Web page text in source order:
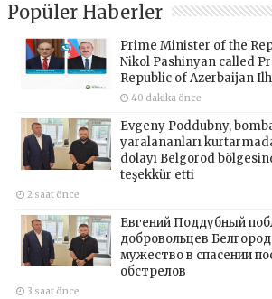
Popüler Haberler
Prime Minister of the
Nikol Pashinyan called
Republic of Azerbaijan
40 dakika önce
Evgeny Poddubny,
yaralananları
dolayı Belgorod
teşekkür etti
2 saat önce
Евгений Поддубный
добровольцев
мужество в спасении
обстрелов
3 saat önce